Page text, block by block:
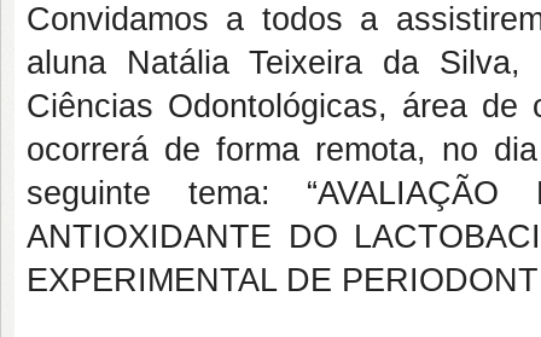
Convidamos a todos a
aluna Natália Teixeira da
Ciências Odontológicas, área de
ocorrerá de forma remota, no
seguinte tema: “AVALIAÇÃO
ANTIOXIDANTE DO
EXPERIMENTAL DE